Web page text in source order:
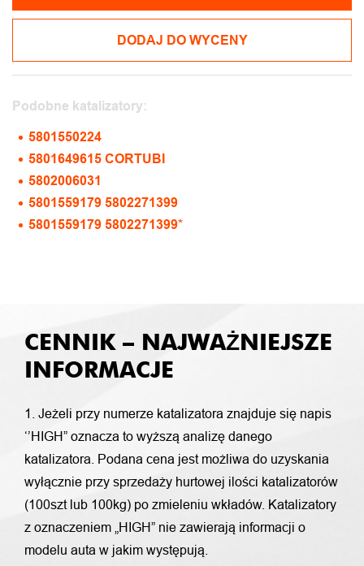
DODAJ DO WYCENY
Podobne katalizatory:
5801550224
5801649615 CORTUBI
5802006031
5801559179 5802271399
5801559179 5802271399*
CENNIK – NAJWAŻNIEJSZE
INFORMACJE
1. Jeżeli przy numerze katalizatora znajduje się napis
‘’HIGH” oznacza to wyższą analizę danego
katalizatora. Podana cena jest możliwa do uzyskania
wyłącznie przy sprzedaży hurtowej ilości katalizatorów
(100szt lub 100kg) po zmieleniu wkładów. Katalizatory
z oznaczeniem „HIGH” nie zawierają informacji o
modelu auta w jakim występują.